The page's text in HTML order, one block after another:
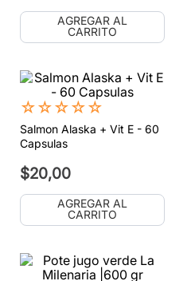
AGREGAR AL
CARRITO
☆☆☆☆☆
Salmon Alaska + Vit E - 60
Capsulas
$20,00
AGREGAR AL
CARRITO